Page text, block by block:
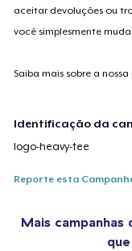
aceitar devoluções ou
você simplesmente
Saiba mais sobre a
Identificação da
logo-heavy-tee
Reporte esta
Mais campanhas